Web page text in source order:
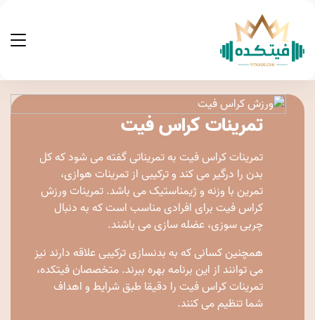
تمرینات کراس فیت
تمرینات کراس فیت به تمریناتی گفته می شود که کل
بدن را درگیر می کند و ترکیبی از تمرینات هوازی،
تمرین با وزنه و ژیمناستیک می باشد. تمرینات ورزش
کراس فیت برای افرادی مناسب است که به دنبال
چربی سوزی، عضله سازی می باشند.
همچنین کسانی که به بدنسازی ترکیبی علاقه دارند نیز
می توانند از این برنامه بهره ببرند. متخصصان فیتکده،
تمرینات کراس فیت را دقیقا طبق شرایط و اهداف
شما تنظیم می کنند.